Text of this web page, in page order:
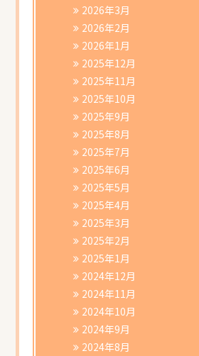
2026年3月
2026年2月
2026年1月
2025年12月
2025年11月
2025年10月
2025年9月
2025年8月
2025年7月
2025年6月
2025年5月
2025年4月
2025年3月
2025年2月
2025年1月
2024年12月
2024年11月
2024年10月
2024年9月
2024年8月
書類ダウンロード